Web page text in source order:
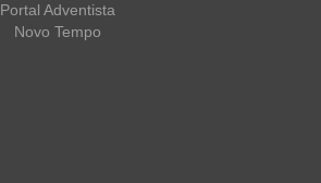
Portal Adventista
Novo Tempo